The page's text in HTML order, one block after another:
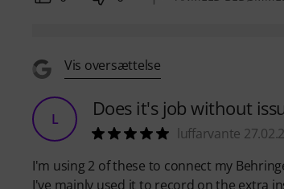
Vis oversættelse
L Does it's job without
luffarvante
I'm using 2 of these to connect my
I've mainly used it to record on the extra